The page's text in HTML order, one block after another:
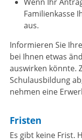
Familienkasse
aus.
Informieren Sie
bei Ihnen etwas
auswirken könnte.
Schulausbildung
nehmen eine
Fristen
Es gibt keine Frist.